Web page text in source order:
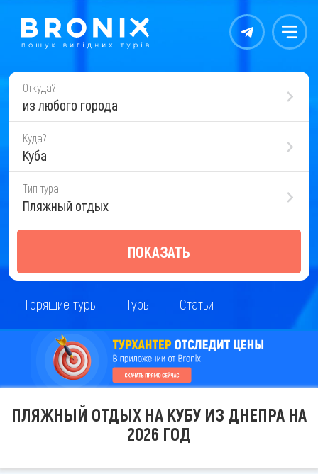
Контакты Меню
Откуда?
из любого города
Куда?
Куба
Тип тура
Пляжный отдых
ПОКАЗАТЬ
Горящие туры Туры Статьи
ПЛЯЖНЫЙ ОТДЫХ НА КУБУ ИЗ ДНЕПРА НА
2026 ГОД